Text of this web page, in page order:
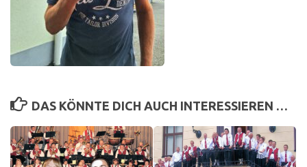
DAS KÖNNTE DICH AUCH INTERESSIEREN …